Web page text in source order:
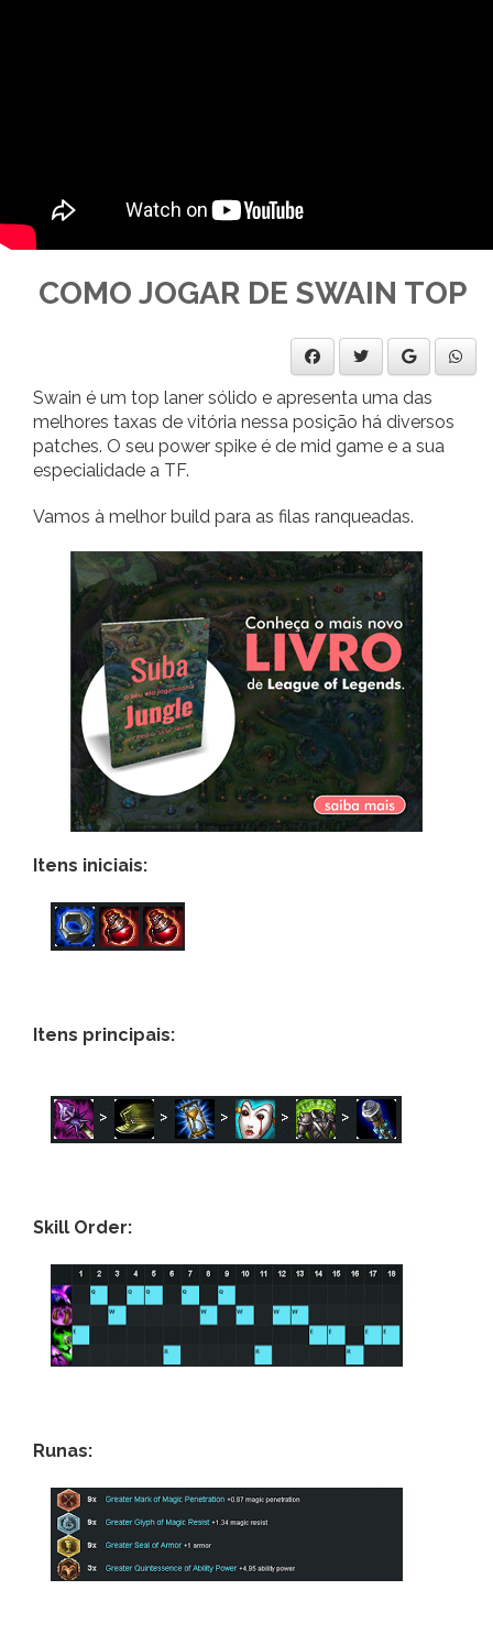
COMO JOGAR DE SWAIN TOP
Swain é um top laner sólido e apresenta uma das
melhores taxas de vitória nessa posição há diversos
patches. O seu power spike é de mid game e a sua
especialidade a TF.
Vamos à melhor build para as filas ranqueadas.
Itens iniciais:
Itens principais:
Skill Order:
Runas: